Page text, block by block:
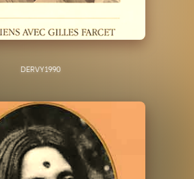
DERVY1990